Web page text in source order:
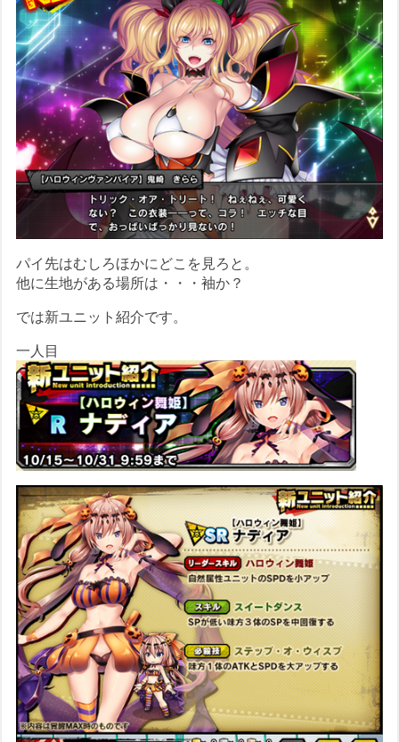
パイ先はむしろほかにどこを見ろと。
他に生地がある場所は・・・袖か？
では新ユニット紹介です。
一人目